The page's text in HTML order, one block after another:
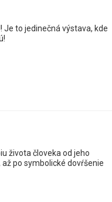
Je to jedinečná výstava, kde
života človeka od jeho
po symbolické dovŕšenie